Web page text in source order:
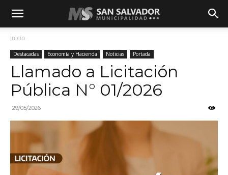
Inicio
Destacadas Economía y Hacienda Noticias Portada
Llamado a Licitación
Pública N° 01/2026
29/05/2026